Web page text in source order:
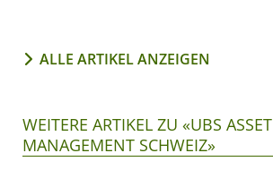
ALLE ARTIKEL ANZEIGEN
WEITERE ARTIKEL ZU «UBS ASSET
MANAGEMENT SCHWEIZ»